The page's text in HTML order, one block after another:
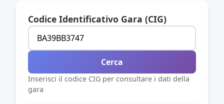
Codice Identificativo Gara (CIG)
Cerca
Inserisci il codice CIG per consultare i dati della
gara